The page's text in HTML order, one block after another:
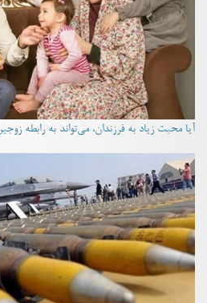
آیا محبت زیاد به فرزندان، می‌تواند به رابطه